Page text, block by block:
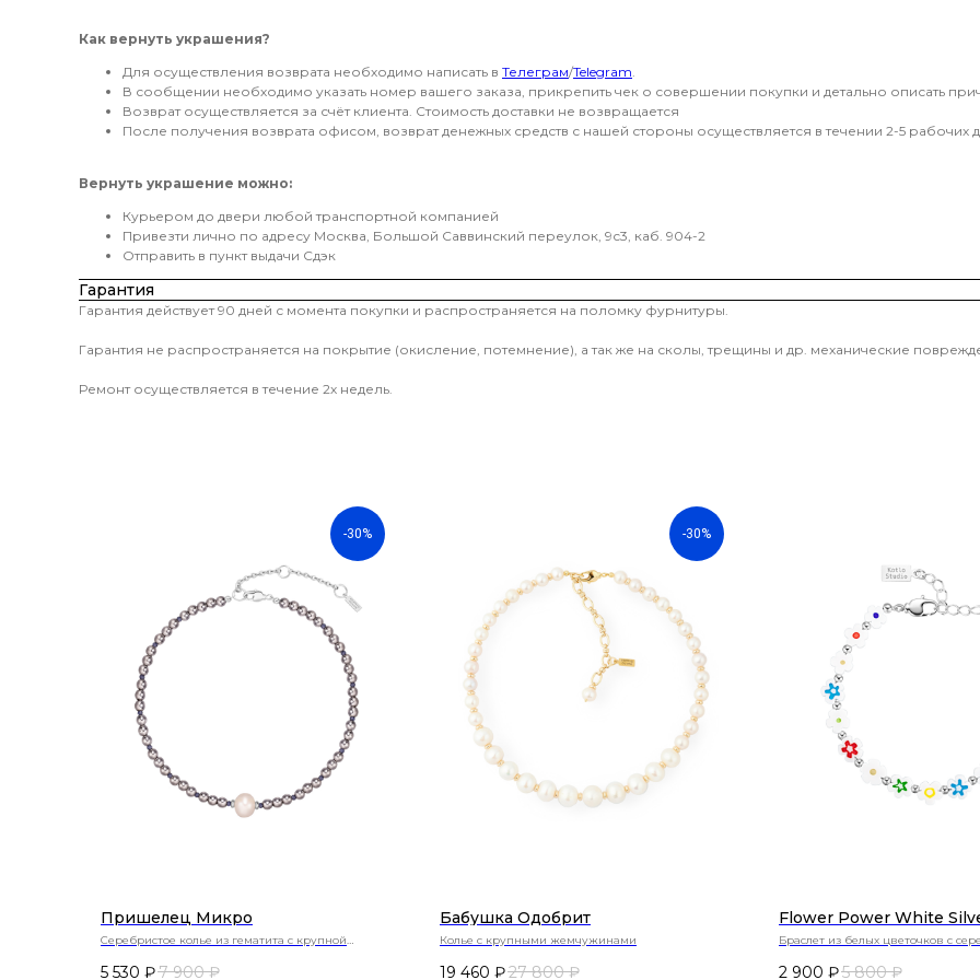
Как вернуть украшения?
Для осуществления возврата необходимо написать в Телеграм/Telegram.
В сообщении необходимо указать номер вашего заказа, прикрепить чек о совершении покупки и детально описать
Возврат осуществляется за счёт клиента. Стоимость доставки не возвращается
После получения возврата офисом, возврат денежных средств с нашей стороны осуществляется в течении 2-5 рабочих
Вернуть украшение можно:
Курьером до двери любой транспортной компанией
Привезти лично по адресу Москва, Большой Саввинский переулок, 9с3, каб. 904-2
Отправить в пункт выдачи Сдэк
Гарантия
Гарантия действует 90 дней с момента покупки и распространяется на поломку фурнитуры.
Гарантия не распространяется на покрытие (окисление, потемнение), а так же на сколы, трещины и др. механические
Ремонт осуществляется в течение 2х недель.
-30%
Пришелец Микро
Серебристое колье из гематита с крупной
5 530 ₽7 900 ₽
-30%
Бабушка Одобрит
Колье с крупными жемчужинами
19 460 ₽27 800 ₽
Flower Power White
Браслет из белых цветочков с
2 900 ₽5 800 ₽